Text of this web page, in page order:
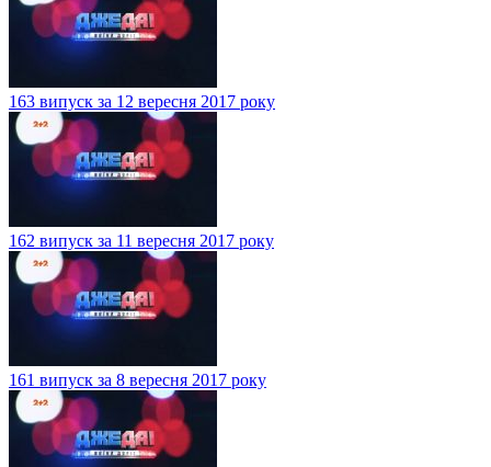
163 випуск за 12 вересня 2017 року
162 випуск за 11 вересня 2017 року
161 випуск за 8 вересня 2017 року